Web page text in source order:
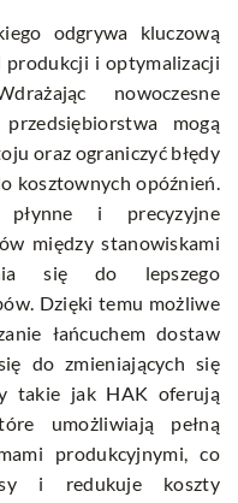
odgrywa kluczową
produkcji i optymalizacji
nowoczesne
mogą
oraz ograniczyć błędy
kosztownych opóźnień.
i precyzyjne
między stanowiskami
się do lepszego
Dzięki temu możliwe
łańcuchem dostaw
do zmieniających się
takie jak HAK oferują
umożliwiają pełną
produkcyjnymi, co
i redukuje koszty